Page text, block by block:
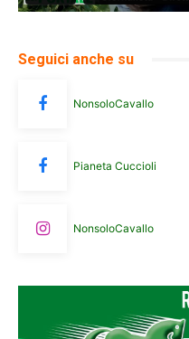
Seguici anche su
NonsoloCavallo
Pianeta Cuccioli
NonsoloCavallo